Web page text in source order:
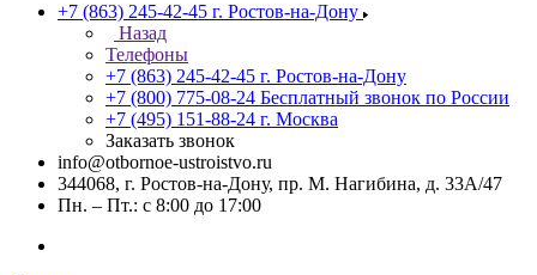
+7 (863) 245-42-45 г. Ростов-на-Дону
Назад
Телефоны
+7 (863) 245-42-45 г. Ростов-на-Дону
+7 (800) 775-08-24 Бесплатный звонок по России
+7 (495) 151-88-24 г. Москва
Заказать звонок
info@otbornoe-ustroistvo.ru
344068, г. Ростов-на-Дону, пр. М. Нагибина, д. 33А/47
Пн. – Пт.: с 8:00 до 17:00